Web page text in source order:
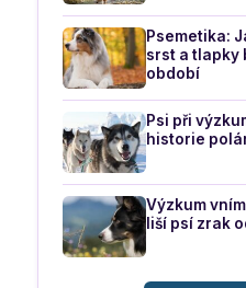
Psemetika:
srst a tlapky
období
Psi při
historie
Výzkum
liší psí zrak